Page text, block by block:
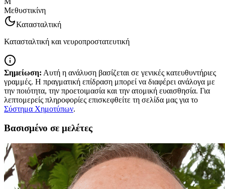
Μεθυστικίνη
Κατασταλτική
Κατασταλτική και νευροπροστατευτική
Σημείωση: Αυτή η ανάλυση βασίζεται σε γενικές κατευθυντήριες
γραμμές. Η πραγματική επίδραση μπορεί να διαφέρει ανάλογα με
την ποιότητα, την προετοιμασία και την ατομική ευαισθησία. Για
λεπτομερείς πληροφορίες επισκεφθείτε τη σελίδα μας για το
Σύστημα Χημοτύπων.
Βασισμένο σε μελέτες